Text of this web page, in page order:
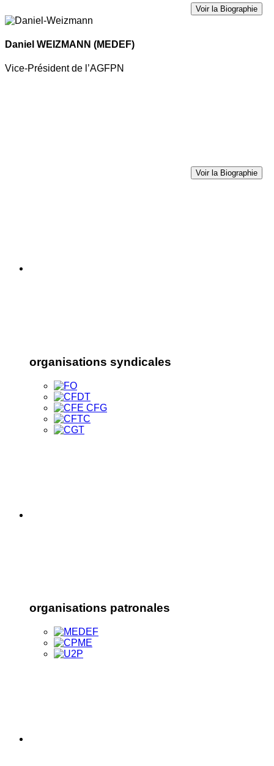
Voir la Biographie
Daniel WEIZMANN (MEDEF)
Vice-Président de l’AGFPN
Voir la Biographie
organisations syndicales
organisations patronales